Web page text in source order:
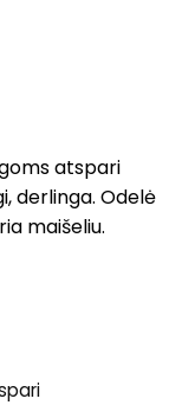
atspari
derlinga. Odelė
maišeliu.